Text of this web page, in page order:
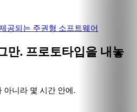
공되는 주권형 소프트웨어
만. 프로토타입을 내놓
아니라 몇 시간 안에.